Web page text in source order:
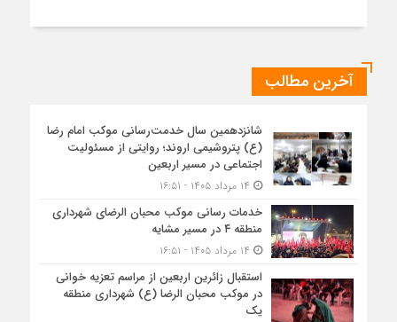
آخرین مطالب
شانزدهمین سال خدمت‌رسانی موکب امام رضا
(ع) پتروشیمی اروند؛ روایتی از مسئولیت
اجتماعی در مسیر اربعین
خدمات رسانی موکب محبان الرضای شهرداری
منطقه ۴ در مسیر مشایه
استقبال زائرین اربعین از مراسم تعزیه خوانی
در موکب محبان الرضا (ع) شهرداری منطقه
یک